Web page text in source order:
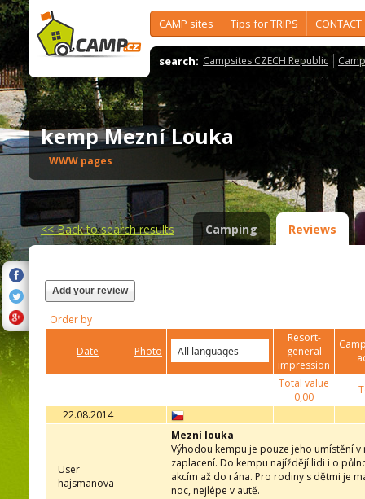
CAMP sites Tips for TRIPS CONTACT
search: Campsites CZECH Republic
kemp Mezní Louka
WWW pages
<<Back to search results Camping Reviews
Add your review
Order by
Date Photo
Resort-
general
impression
Total value
0,00
22.08.2014
User
hajsmanova
Mezní louka
Výhodou kempu je pouze jeho umístění
zaplacení. Do kempu najíždějí lidi i o
akcím až do rána. Pro rodiny s dětmi je
noc, nejlépe v autě.